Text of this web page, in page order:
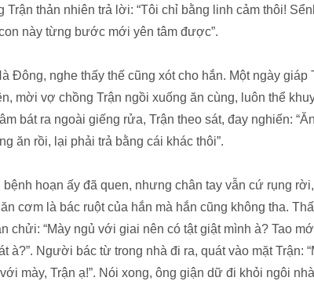
Trận thản nhiên trả lời: “Tôi chỉ bằng linh cảm thôi!
này từng bước mới yên tâm được”.
Đông, nghe thấy thế cũng xót cho hắn. Một ngày giáp
mời vợ chồng Trận ngồi xuống ăn cùng, luôn thể
bát ra ngoài giếng rửa, Trận theo sát, đay nghiến:
ăn rồi, lại phải trả bằng cái khác thôi”.
hoạn ấy đã quen, nhưng chân tay vẫn cứ rụng
cơm là bác ruột của hắn mà hắn cũng không tha.
chửi: “Mày ngủ với giai nên có tật giật mình à? Tao
à?”. Người bác từ trong nhà đi ra, quát vào mặt Trận:
mày, Trận ạ!”. Nói xong, ông giận dữ đi khỏi ngôi